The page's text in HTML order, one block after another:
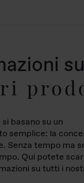
basano su un
semplice: la
Senza tempo ma
Qui potete
su tutti i